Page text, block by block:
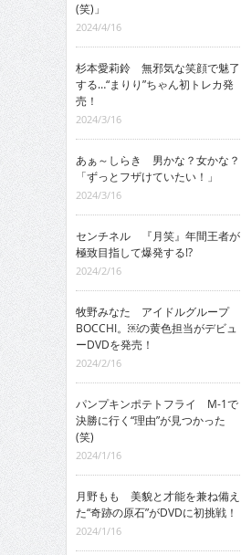
(笑)」
2024/4/16
杉本愛莉鈴 無邪気な笑顔で魅了
する…“まりり”ちゃん初トレカ発
売！
2024/3/16
あぁ～しらき 男かな？女かな？
「ずっとフザけていたい！」
2024/3/16
センチネル 『月笑』年間王者が
極致目指して爆発する!?
2024/2/16
牧野みなた アイドルグループ
BOCCHI。￼の黄色担当がデビュ
ーDVDを発売！
2024/2/16
パンプキンポテトフライ M-1で
決勝に行く“理由”が見つかった
(笑)
2024/1/16
月野もも 美貌と才能を兼ね備え
た“奇跡の原石”がDVDに初挑戦！
2024/1/16